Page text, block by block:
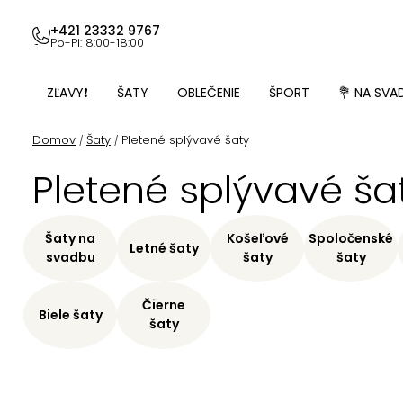
obsah
+421 23332 9767
Po-Pi: 8:00-18:00
ZĽAVY❗ ŠATY OBLEČENIE ŠPORT 💐 NA
Domov / Šaty / Pletené splývavé šaty
Pletené splývavé
Šaty na
svadbu
Letné šaty
Košeľové
šaty
Spoločenské
šaty
Biele šaty
Čierne
šaty